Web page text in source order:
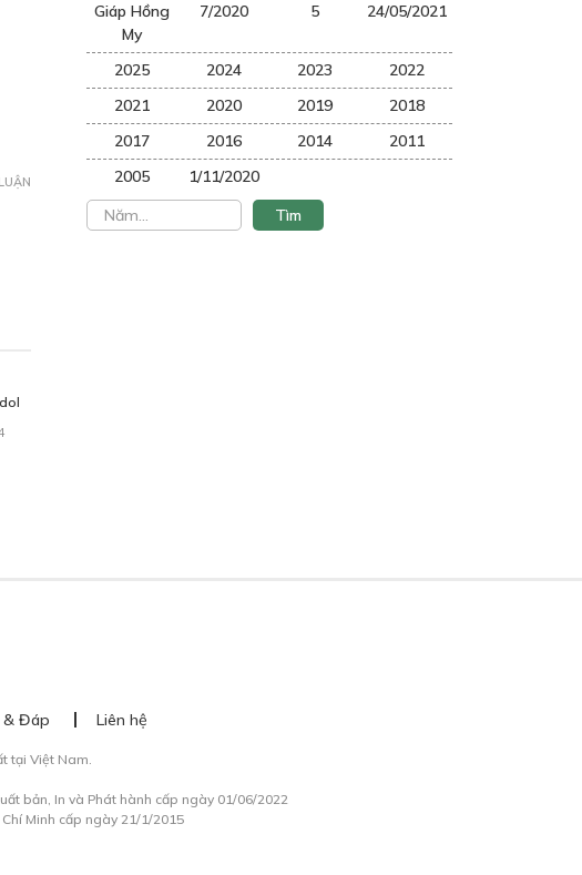
Giáp Hồng
My
7/2020 5 24/05/2021
2025 2024 2023
2022
2021
2020 2019
2018
2017
2016 2014
2011
2005
1/11/2020
& Đáp Liên hệ
tại Việt Nam.
bản, In và Phát hành cấp ngày 01/06/2022
Minh cấp ngày 21/1/2015